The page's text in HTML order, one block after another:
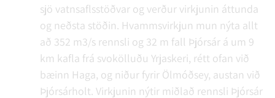
sjö vatnsaflsstöðvar og verður virkjunin áttunda
og neðsta stöðin. Hvammsvirkjun mun nýta allt
að 352 m3/s rennsli og 32 m fall Þjórsár á um 9
km kafla frá svokölluðu Yrjaskeri, rétt ofan við
bæinn Haga, og niður fyrir Ölmóðsey, austan við
Þjórsárholt. Virkjunin nýtir miðlað rennsli Þjórsár